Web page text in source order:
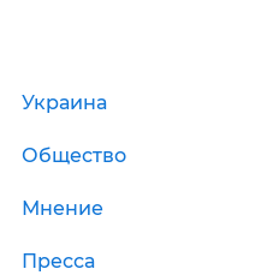
Украина
Общество
Мнение
Пресса